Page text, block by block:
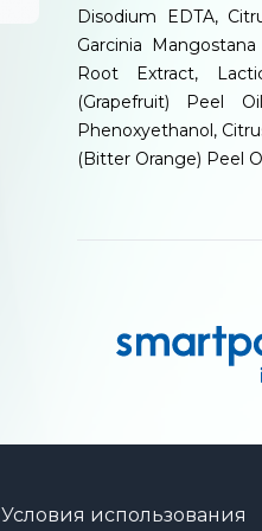
Disodium EDTA,
Garcinia
Root Extract,
(Grapefruit) Peel
Phenoxyethanol,
(Bitter Orange) Peel
Условия использования